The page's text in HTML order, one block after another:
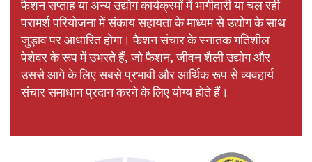
फैशन सप्ताह या अन्य उद्योग कार्यक्रमों में भागीदारी या चल रही
परामर्श परियोजना में संकाय सहायता के माध्यम से उद्योग के साथ
जुड़ाव पर आधारित होगा। फैशन संचार के स्नातक गतिशील
पेशेवर के रूप में उभरते हैं, जो फैशन, जीवन शैली उद्योग और
उससे आगे के लिए सबसे प्रभावी और आर्थिक रूप से व्यवहार्य
संचार समाधान प्रदान करने के लिए योग्य होते हैं।